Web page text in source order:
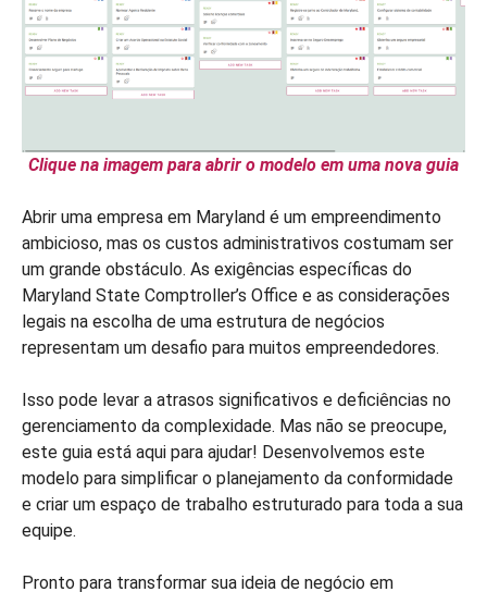
Clique na imagem para abrir o modelo em uma nova guia
Abrir uma empresa em Maryland é um empreendimento
ambicioso, mas os custos administrativos costumam ser
um grande obstáculo. As exigências específicas do
Maryland State Comptroller’s Office e as considerações
legais na escolha de uma estrutura de negócios
representam um desafio para muitos empreendedores.
Isso pode levar a atrasos significativos e deficiências no
gerenciamento da complexidade. Mas não se preocupe,
este guia está aqui para ajudar! Desenvolvemos este
modelo para simplificar o planejamento da conformidade
e criar um espaço de trabalho estruturado para toda a sua
equipe.
Pronto para transformar sua ideia de negócio em